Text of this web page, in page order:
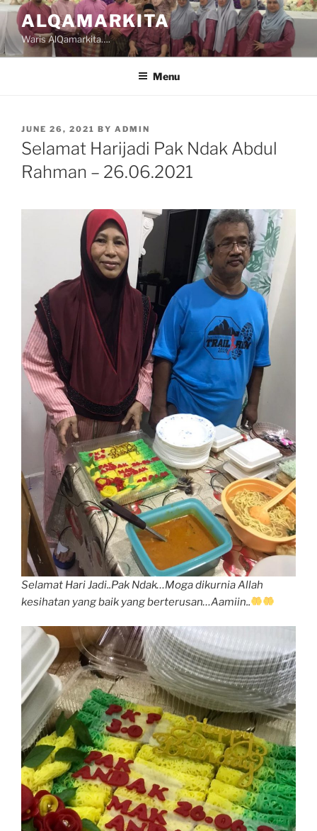
Skip
to
content
ALQAMARKITA
Waris AlQamarkita….
Menu
POSTED
ON
JUNE 26, 2021 BY ADMIN
Selamat Harijadi Pak Ndak Abdul
Rahman – 26.06.2021
Selamat Hari Jadi..Pak Ndak…Moga dikurnia Allah
kesihatan yang baik yang berterusan…Aamiin..